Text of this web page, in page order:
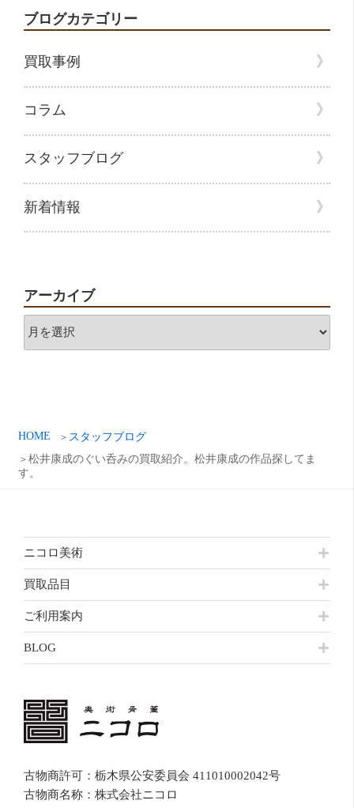
HOME
スタッフブログ
松井康成のぐい呑みの買取紹介。松井康成の作品探してま
す。
ブログカテゴリー
買取事例
コラム
スタッフブログ
新着情報
アーカイブ
ア
ニコロ美術
買取品目
ご利用案内
BLOG
古物商許可：栃木県公安委員会 411010002042号
古物商名称：株式会社ニコロ